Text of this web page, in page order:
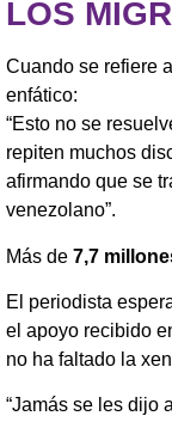
LOS
Cuando se refiere
enfático:
“Esto no se
repiten muchos
afirmando que se
venezolano”.
Más de 7,7
El periodista
el apoyo recibido
no ha faltado la
“Jamás se les dijo